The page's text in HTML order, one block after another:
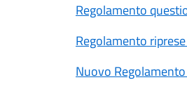
Regolamento
Regolamento
Nuovo